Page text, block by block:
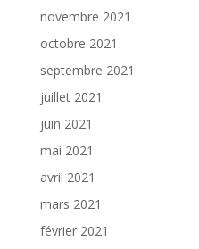
novembre 2021
octobre 2021
septembre 2021
juillet 2021
juin 2021
mai 2021
avril 2021
mars 2021
février 2021